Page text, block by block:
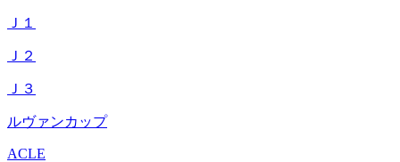
Ｊ１
Ｊ２
Ｊ３
ルヴァンカップ
ACLE